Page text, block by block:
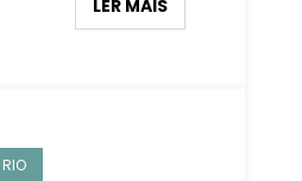
LER MAIS
RIO